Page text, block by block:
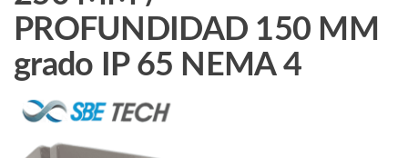
IP
65
NEMA
4
PROFUNDIDAD 150 MM
grado IP 65 NEMA 4